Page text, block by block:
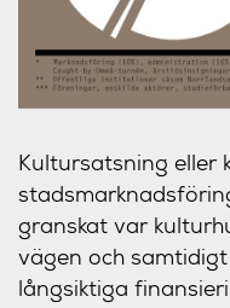
Kultursatsning eller
granskat var
vägen och
långsiktiga